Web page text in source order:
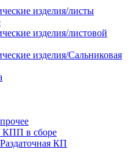
изделия/листы
изделия/листовой
изделия/Сальниковая
в сборе
КП